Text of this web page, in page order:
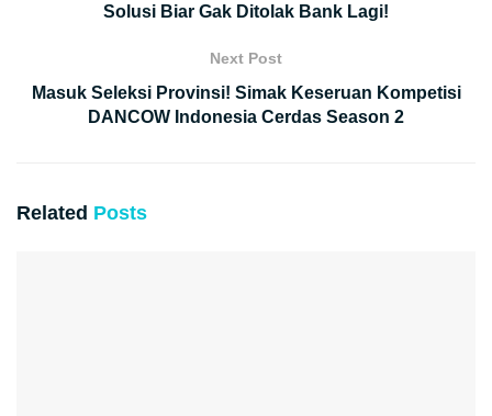
Solusi Biar Gak Ditolak Bank Lagi!
Next Post
Masuk Seleksi Provinsi! Simak Keseruan Kompetisi
DANCOW Indonesia Cerdas Season 2
Related Posts